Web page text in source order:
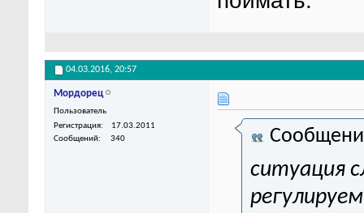
04.03.2016, 20:57
Мордорец
Пользователь
Регистрация
17.03.2011
Сообщений
340
ситуация